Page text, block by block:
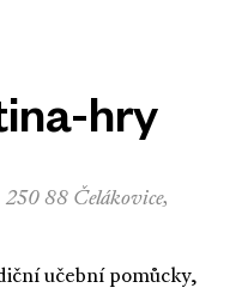
hry
88 Čelákovice,
učební pomůcky,